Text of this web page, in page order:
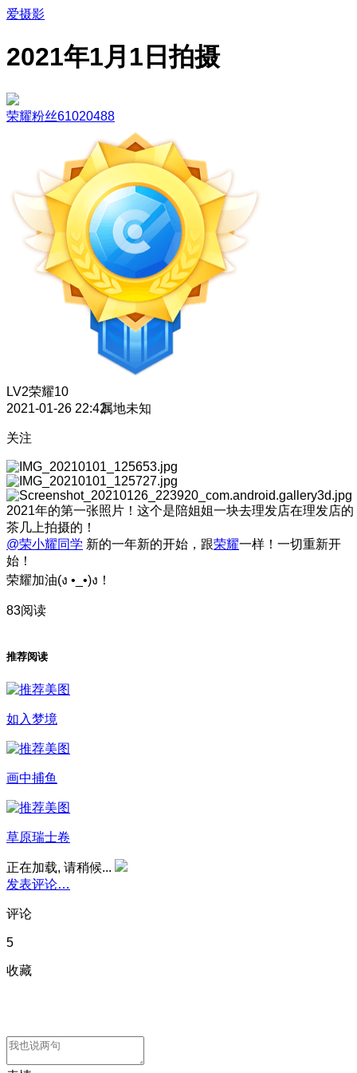
爱摄影
2021年1月1日拍摄
荣耀粉丝61020488
LV2荣耀10
2021-01-26 22:42属地未知
关注
2021年的第一张照片！这个是陪姐姐一块去理发店在理发店的
茶几上拍摄的！
@荣小耀同学 新的一年新的开始，跟荣耀一样！一切重新开
始！
荣耀加油(ง •_•)ง！
83阅读
推荐阅读
如入梦境
画中捕鱼
草原瑞士卷
正在加载, 请稍候...
发表评论…
评论
5
收藏